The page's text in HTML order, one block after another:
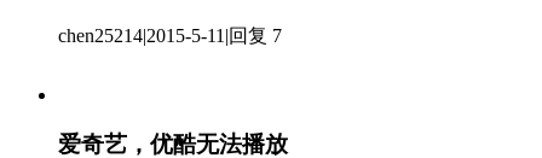
chen25214|2015-5-11 |回复 7
爱奇艺，优酷无法播放